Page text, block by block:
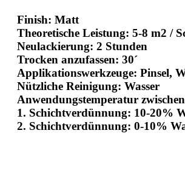
Finish: Matt
Theoretische Leistung: 5-8 m2 /
Neulackierung: 2 Stunden
Trocken anzufassen: 30´
Applikationswerkzeuge: Pinsel,
Nützliche Reinigung: Wasser
Anwendungstemperatur
1. Schichtverdünnung: 10-20%
2. Schichtverdünnung: 0-10%